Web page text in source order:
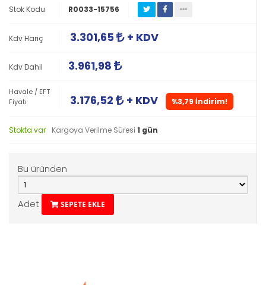
Stok Kodu R0033-15756
Kdv Hariç 3.301,65 + KDV
Kdv Dahil 3.961,98
Havale / EFT
Fiyatı
3.176,52 + KDV %3,79 İndirim!
Stokta var Kargoya Verilme Süresi 1 gün
Bu üründen
Adet SEPETE EKLE